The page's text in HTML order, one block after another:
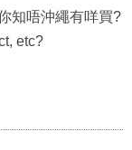
知唔沖繩有咩買?
etc?